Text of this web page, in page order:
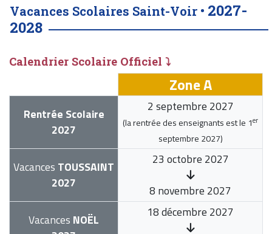
Vacances Scolaires Saint-Voir • 2027-
2028
Calendrier Scolaire Officiel ⤵
Zone A
Rentrée Scolaire
2027
2 septembre 2027
(la rentrée des enseignants est le 1er
septembre 2027)
Vacances TOUSSAINT
2027
23 octobre 2027
8 novembre 2027
Vacances NOËL
18 décembre 2027